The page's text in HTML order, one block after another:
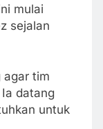
mulai
sejalan
agar tim
datang
untuk